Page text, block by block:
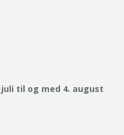
til og med 4. august